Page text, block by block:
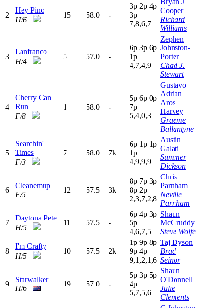
2
Hey Pino
H/6
15 58.0 -
3p 2p 4p
3p
7,8,6,7
Bryan J
Cooper
Richard
Williams
3
Lanfranco
H/4
5 57.0 -
6p 3p 6p
1p
4,7,4,9
Zephen
Johnston-
Porter
Chad J.
Stewart
4
Cherry Can
Run
F/8
1 58.0 -
5p 6p 0p
7p
5,4,0,3
Gustavo
Adrian
Aros
Harvey
Graeme
Ballantyne
5
Searchin'
Times
F/3
7 58.0 7k
6p 1p 1p
1p
4,9,9,9
Austin
Galati
Summer
Dickson
6
Cleanemup
F/5
12 57.5 3k
8p 7p 3p
8p 2p
2,3,7,2,8
Chris
Parnham
Neville
Parnham
7
Daytona Pete
H/5
11 57.5 -
6p 4p 3p
5p
4,6,7,5
Shaun
McGruddy
Steve Wolfe
8
I'm Crafty
H/5
10 57.5 2k
1p 9p 8p
9p 4p
9,1,2,1,6
Taj Dyson
Brad
Seinor
9
Starwalker
H/6
19 57.0 -
5p 3p 5p
4p
5,7,5,6
Shaun
O'Donnell
Julie
Clements